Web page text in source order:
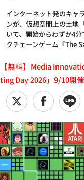
インターネット発のキャ
ンが、仮想空間上の土地
いて、開始からわずか4
クチェーンゲーム『The
【無料】Media
ting Day 2026」9/10開催